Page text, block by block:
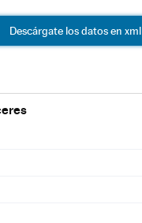
Descárgate los datos en xml